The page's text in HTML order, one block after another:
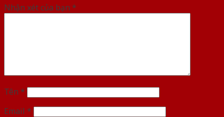
Nhận xét của bạn *
Tên *
Email *